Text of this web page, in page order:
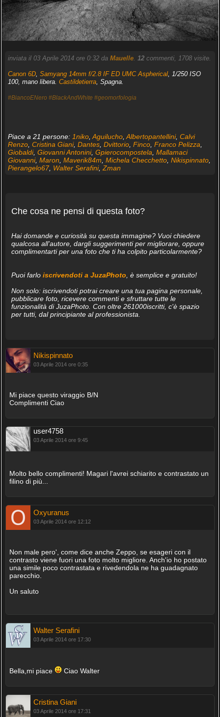
inviata il 03 Aprile 2014 ore 0:32 da Mauelle. 12commenti, 1708 visite.
Canon 6D, Samyang 14mm f/2.8 IF ED UMC Aspherical, 1/250 ISO
100, mano libera. Castildetierra, Spagna.
#BiancoENero #BlackAndWhite #geomorfologia
Piace a 21 persone: 1niko,Aguilucho,Albertopantellini, Calvi
Renzo, Cristina Giani, Dantes, Dvittorio, Finco, Franco Pelizza,
Giobaldi, Giovanni Antonini, Gpierocompostela, Mallamaci
Giovanni, Maron, Maverik84m, Michela Checchetto, Nikispinnato,
Pierangelo67, Walter Serafini,Zman
Che cosa ne pensi di questa foto?
Hai domande e curiosità su questa immagine? Vuoi chiedere
qualcosa all'autore, dargli suggerimenti per migliorare, oppure
complimentarti per una foto che ti ha colpito particolarmente?
Puoi farlo iscrivendoti a JuzaPhoto, è semplice e gratuito!
Non solo: iscrivendoti potrai creare una tua pagina personale,
pubblicare foto, ricevere commenti e sfruttare tutte le
funzionalità di JuzaPhoto. Con oltre 261000iscritti, c'è spazio
per tutti, dal principiante al professionista.
Nikispinnato
03 Aprile 2014 ore 0:35
Mi piace questo viraggio B/N
Complimenti Ciao
user4758
03 Aprile 2014 ore 9:45
Molto bello complimenti! Magari l'avrei schiarito e contrastato un
filino di più...
Oxyuranus
03 Aprile 2014 ore 12:12
Non male pero', come dice anche Zeppo, se esageri con il
contrasto viene fuori una foto molto migliore. Anch'io ho postato
una simile poco contrastata e rivedendola ne ha guadagnato
parecchio.
Un saluto
Walter Serafini
03 Aprile 2014 ore 17:30
Bella,mi piace Ciao Walter
Cristina Giani
03 Aprile 2014 ore 17:31